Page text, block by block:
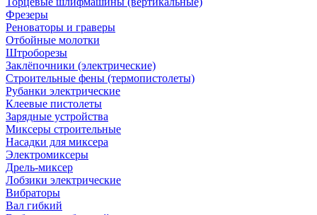
Фрезеры
Реноваторы и граверы
Отбойные молотки
Штроборезы
Заклёпочники (электрические)
Строительные фены (термопистолеты)
Рубанки электрические
Клеевые пистолеты
Зарядные устройства
Миксеры строительные
Насадки для миксера
Электромиксеры
Дрель-миксер
Лобзики электрические
Вибраторы
Вал гибкий